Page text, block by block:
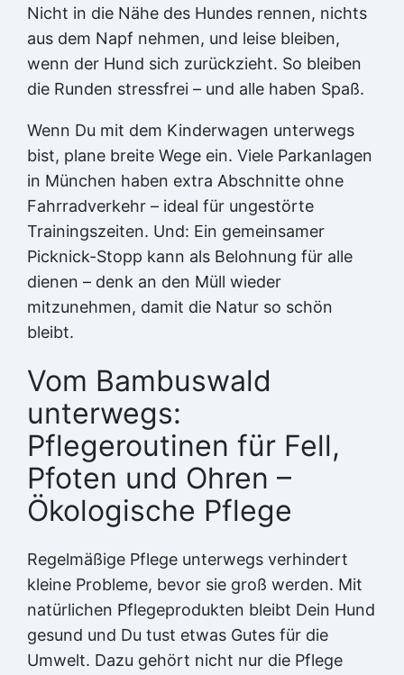
Nicht in die Nähe des Hundes rennen, nichts
aus dem Napf nehmen, und leise bleiben,
wenn der Hund sich zurückzieht. So bleiben
die Runden stressfrei – und alle haben Spaß.
Wenn Du mit dem Kinderwagen unterwegs
bist, plane breite Wege ein. Viele Parkanlagen
in München haben extra Abschnitte ohne
Fahrradverkehr – ideal für ungestörte
Trainingszeiten. Und: Ein gemeinsamer
Picknick-Stopp kann als Belohnung für alle
dienen – denk an den Müll wieder
mitzunehmen, damit die Natur so schön
bleibt.
Vom Bambuswald
unterwegs:
Pflegeroutinen für Fell,
Pfoten und Ohren –
Ökologische Pflege
Regelmäßige Pflege unterwegs verhindert
kleine Probleme, bevor sie groß werden. Mit
natürlichen Pflegeprodukten bleibt Dein Hund
gesund und Du tust etwas Gutes für die
Umwelt. Dazu gehört nicht nur die Pflege